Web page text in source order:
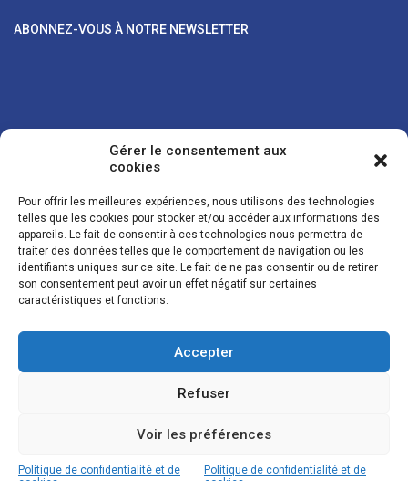
Gérer le consentement aux
cookies
Pour offrir les meilleures expériences, nous utilisons des technologies
telles que les cookies pour stocker et/ou accéder aux informations des
appareils. Le fait de consentir à ces technologies nous permettra de
traiter des données telles que le comportement de navigation ou les
identifiants uniques sur ce site. Le fait de ne pas consentir ou de retirer
son consentement peut avoir un effet négatif sur certaines
caractéristiques et fonctions.
Accepter
Refuser
Voir les préférences
Politique de confidentialité et de
Politique de confidentialité et de
ABONNEZ-VOUS À NOTRE NEWSLETTER
Vos coordonnées sont uniquement utilisées pour vous envoyer des
lettres d'information sur nos activités. Vous pouvez à tout moment
utiliser le lien de désinscription figurant dans la lettre d'information.
© LES NOUVELLES DE LA BOULANGERIE - Tous droits réservés - Réalisation :
Josh Digital
Mentions légales